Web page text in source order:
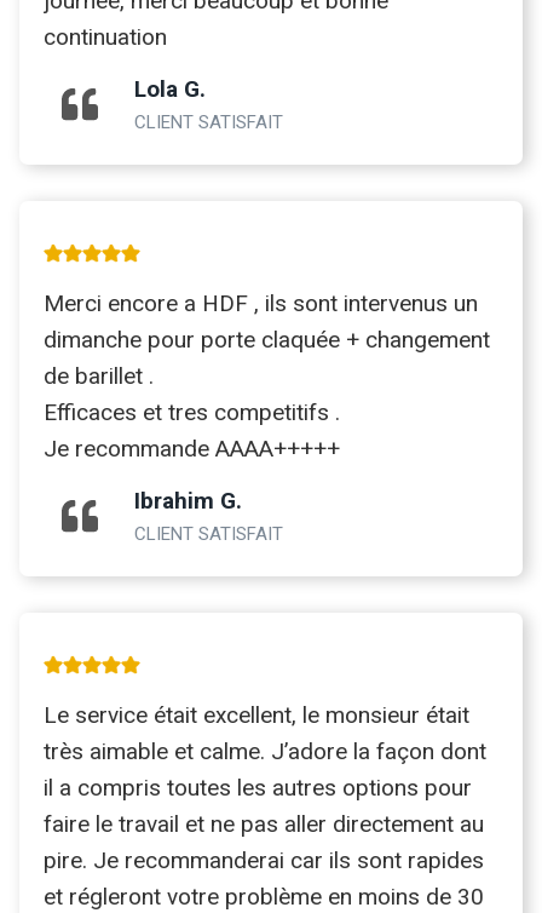
continuation
Lola G.
CLIENT SATISFAIT
Merci encore a HDF , ils sont intervenus un
dimanche pour porte claquée + changement
de barillet .
Efficaces et tres competitifs .
Je recommande AAAA+++++
Ibrahim G.
CLIENT SATISFAIT
Le service était excellent, le monsieur était
très aimable et calme. J’adore la façon dont
il a compris toutes les autres options pour
faire le travail et ne pas aller directement au
pire. Je recommanderai car ils sont rapides
et régleront votre problème en moins de 30